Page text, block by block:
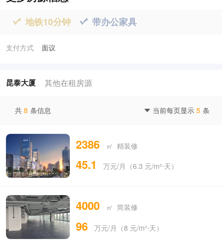
 地铁10分钟  带办公家具
支付方式 面议
昆泰大厦 其他在租房源
共 8 条信息  当前每页显示 5 条
2386 ㎡ 精装修
45.1 万元/月（6.3 元/m²⋅天）
4000 ㎡ 简装修
96 万元/月（8 元/m²⋅天）